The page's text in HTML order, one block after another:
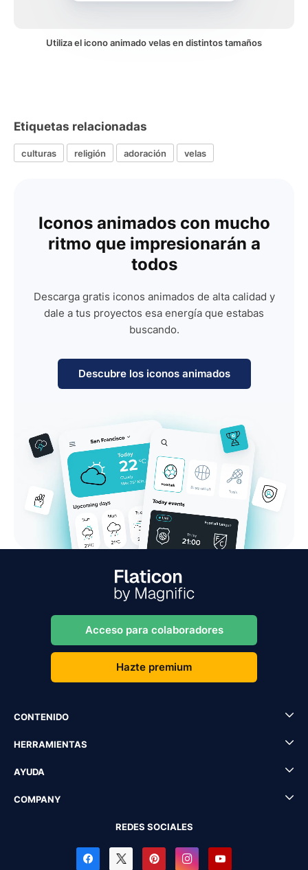
Utiliza el icono animado velas en distintos tamaños
Etiquetas relacionadas
culturas religión adoración velas
Iconos animados con mucho
ritmo que impresionarán a
todos
Descarga gratis iconos animados de alta calidad y
dale a tus proyectos esa energía que estabas
buscando.
Descubre los iconos animados
Acceso para colaboradores
Hazte premium
CONTENIDO
HERRAMIENTAS
AYUDA
COMPANY
REDES SOCIALES